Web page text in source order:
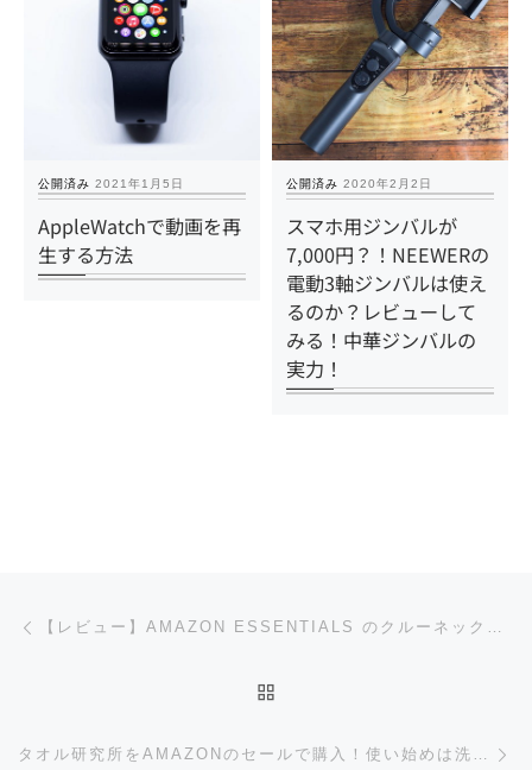
公開済み 2021年1月5日
AppleWatchで動画を再
生する方法
公開済み 2020年2月2日
スマホ用ジンバルが
7,000円？！NEEWERの
電動3軸ジンバルは使え
るのか？レビューして
みる！中華ジンバルの
実力！
投稿ナビゲーション 【レビュー】AMAZON ESSENTIALS のクルーネック半袖Tシャツを買ってみた！ミニマリストにオススメ！